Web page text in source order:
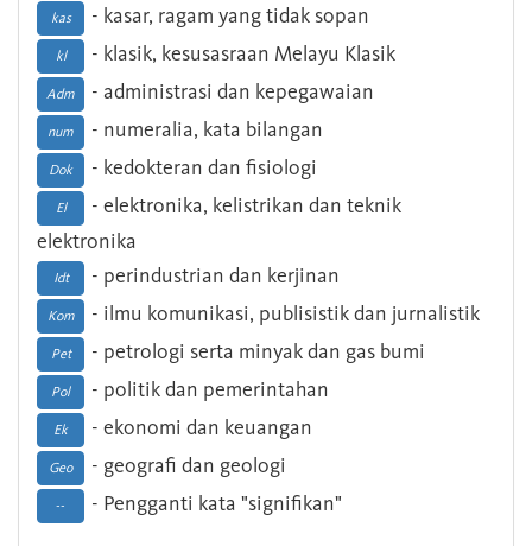
kas - kasar, ragam yang tidak sopan
kl - klasik, kesusasraan Melayu Klasik
Adm - administrasi dan kepegawaian
num - numeralia, kata bilangan
Dok - kedokteran dan fisiologi
El
- elektronika, kelistrikan dan teknik
elektronika
Idt - perindustrian dan kerjinan
Kom - ilmu komunikasi, publisistik dan jurnalistik
Pet - petrologi serta minyak dan gas bumi
Pol - politik dan pemerintahan
Ek - ekonomi dan keuangan
Geo - geografi dan geologi
-- - Pengganti kata "signifikan"